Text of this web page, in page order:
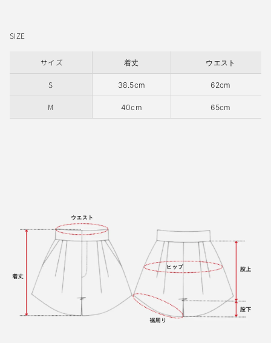
SIZE
サイズ 着丈 ウエスト
S 38.5cm 62cm
M 40cm 65cm